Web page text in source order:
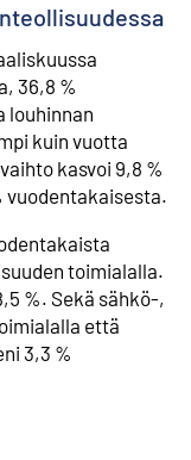
36,8 %
louhinnan
kuin vuotta
kasvoi 9,8 %
vuodentakaisesta.
toimialalla.
%. Sekä sähkö-,
että
3,3 %